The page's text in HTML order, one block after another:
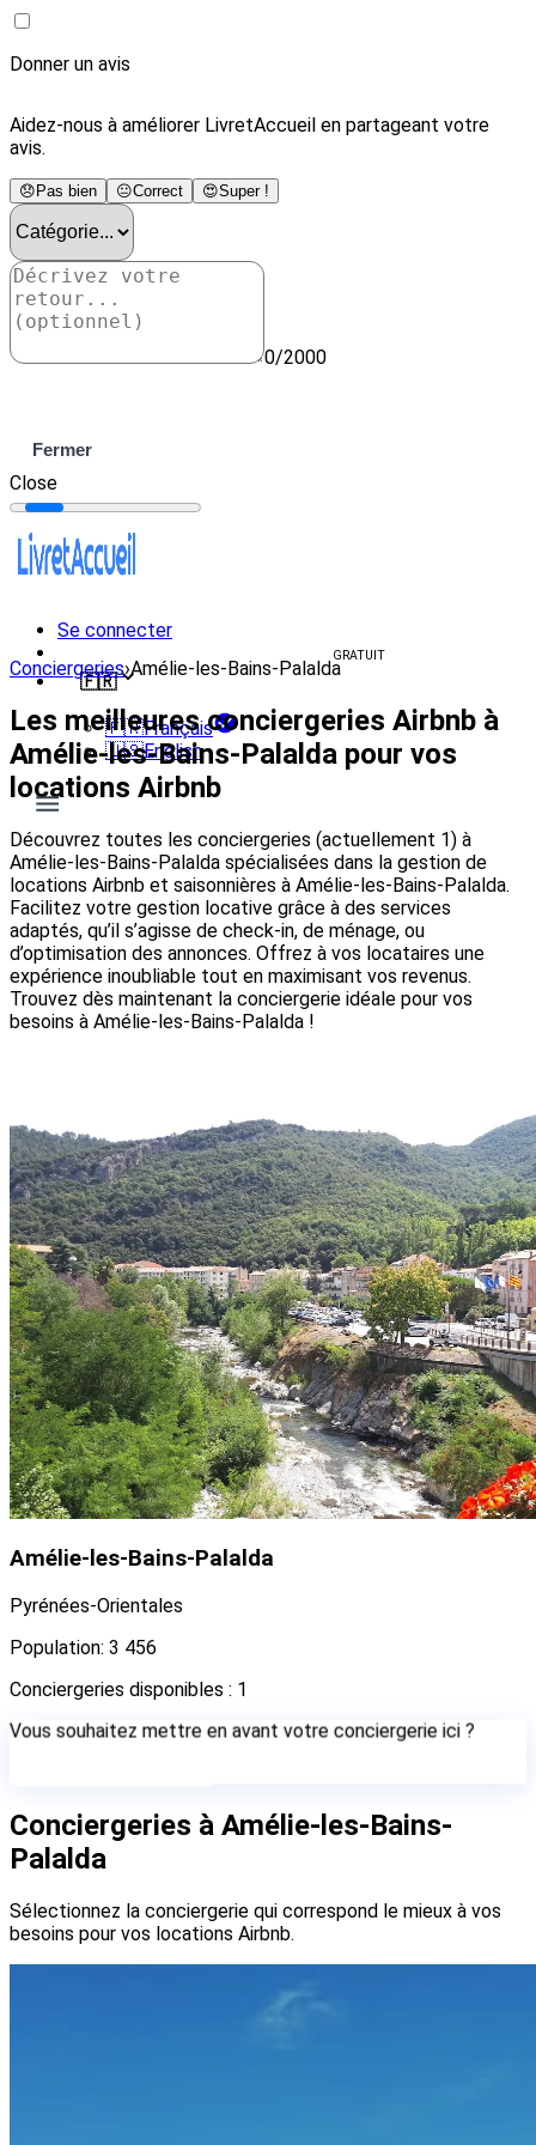
Donner un avis
Aidez-nous à améliorer LivretAccueil en partageant votre
avis.
😞 Pas bien 😐Correct 😍Super !
0/2000
Fermer
Close
Se connecter
GRATUIT
🇫🇷
🇫🇷Français
🇺🇸English
Conciergeries›Amélie-les-Bains-Palalda
Les meilleures conciergeries Airbnb à
Amélie-les-Bains-Palalda pour vos
locations Airbnb
Découvrez toutes les conciergeries (actuellement 1) à
Amélie-les-Bains-Palalda spécialisées dans la gestion de
locations Airbnb et saisonnières à Amélie-les-Bains-Palalda.
Facilitez votre gestion locative grâce à des services
adaptés, qu’il s’agisse de check-in, de ménage, ou
d’optimisation des annonces. Offrez à vos locataires une
expérience inoubliable tout en maximisant vos revenus.
Trouvez dès maintenant la conciergerie idéale pour vos
besoins à Amélie-les-Bains-Palalda !
Amélie-les-Bains-Palalda
Pyrénées-Orientales
Population: 3 456
Conciergeries disponibles : 1
Vous souhaitez mettre en avant votre conciergerie ici ?
Conciergeries à Amélie-les-Bains-
Palalda
Sélectionnez la conciergerie qui correspond le mieux à vos
besoins pour vos locations Airbnb.